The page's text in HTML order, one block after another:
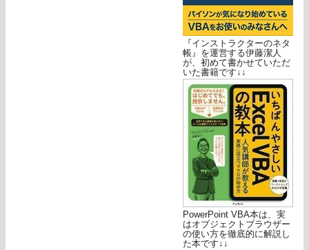
『インストラクターのネタ
帳』を運営する伊藤潔人
が、初めて書かせていただ
いた書籍です↓↓
PowerPoint VBA本は、実
はオブジェクトブラウザー
の使い方を徹底的に解説し
た本です↓↓